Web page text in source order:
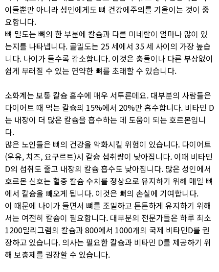
이들뿐만 아니라 성인에게도 뼈 건강에주의를 기울이는 것이 중
요합니다.
뼈 밀도는 뼈의 한 부분에 칼슘과 다른 미네랄이 얼마나 많이 있
는지를 나타냅니다. 골밀도는 25 세에서 35 세 사이의 가장 높습
니다. 나이가 들수록 감소합니다. 이것은 충돌이나 다른 부상없이
쉽게 부러질 수 있는 연약한 뼈를 초래할 수 있습니다.
소화계는 보통 칼슘 흡수에 매우 서투른데요. 대부분의 사람들은
다이어트 때 먹는 칼슘의 15%에서 20%만 흡수합니다. 비타민 D
는 내장이 더 많은 칼슘을 흡수하는 데 도움이 되는 호르몬입니
다.
많은 노인들은 뼈의 건강을 악화시킬 위험이 있습니다. 다이어트
(우유, 치즈, 요구르트)시 칼슘 섭취량이 낮아집니다. 이때 비타민
D의 섭취도 줄고 내장의 칼슘 흡수도 낮아집니다. 많은 성인에서
호르몬 신호는 혈중 칼슘 수치를 정상으로 유지하기 위해 매일 뼈
에서 칼슘을 빼오게 됩니다. 이것은 뼈의 손실에 기여합니다.
이 때문에 나이가 들면서 뼈를 조밀하고 튼튼하게 유지하기 위해
서는 여전히 칼슘이 필요합니다. 대부분의 전문가들은 하루 최소
1200밀리그램의 칼슘과 800에서 1000개의 국제 비타민D를 권
장하고 있습니다. 의사는 필요한 칼슘과 비타민 D를 제공하기 위
해 보충제를 권장할 수 있습니다.